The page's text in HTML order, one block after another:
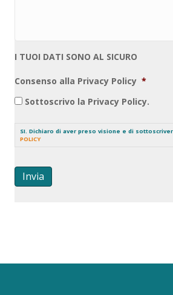
I TUOI DATI SONO AL SICURO
Consenso alla Privacy Policy *
Sottoscrivo la Privacy Policy.
SI. Dichiaro di aver preso visione e di
POLICY
Invia